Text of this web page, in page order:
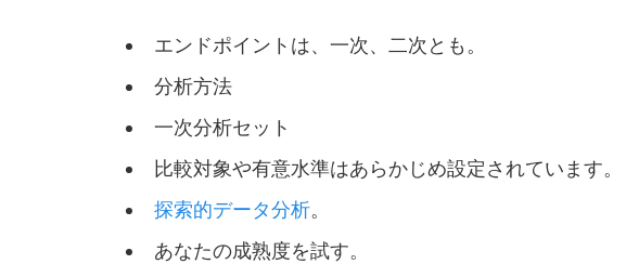
エンドポイントは、一次、二次とも。
分析方法
一次分析セット
比較対象や有意水準はあらかじめ設定されています。
探索的データ分析。
あなたの成熟度を試す。